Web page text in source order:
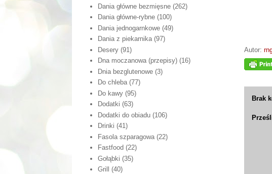
Autor:
Brak
Dania główne bezmięsne (262)
Dania główne-rybne (100)
Dania jednogarnkowe (49)
Dania z piekarnika (97)
Desery (91)
Dna moczanowa (przepisy) (16)
Dnia bezglutenowe (3)
Do chleba (77)
Do kawy (95)
Dodatki (63)
Dodatki do obiadu (106)
Drinki (41)
Fasola szparagowa (22)
Fastfood (22)
Gołąbki (35)
Grill
(40)